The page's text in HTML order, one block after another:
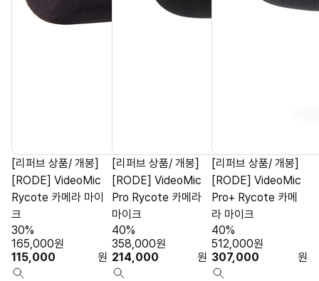
[리퍼브 상품/ 개봉]
[RODE] VideoMic
Rycote 카메라 마이
크
115,000 원
165,000원
30%
[리퍼브 상품/ 개봉]
[RODE] VideoMic
Pro Rycote 카메라
마이크
214,000 원
358,000원
40%
[리퍼브 상품/ 개봉]
[RODE] VideoMic
Pro+ Rycote 카메
라 마이크
307,000 원
512,000원
40%